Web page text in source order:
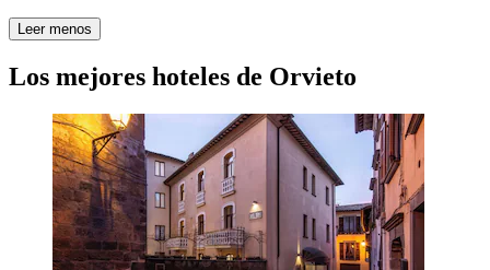
Leer menos
Los mejores hoteles de Orvieto